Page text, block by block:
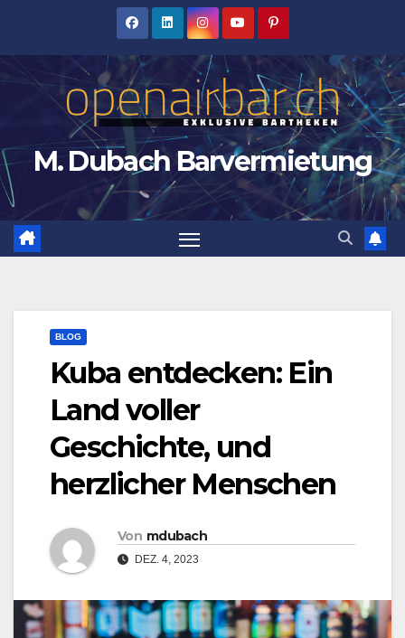
M. Dubach Barvermietung
BLOG
Kuba entdecken: Ein
Land voller
Geschichte, und
herzlicher Menschen
Von mdubach
DEZ. 4, 2023